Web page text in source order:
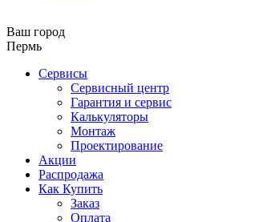
Ваш город
Пермь
Сервисы
Сервисный центр
Гарантия и сервис
Калькуляторы
Монтаж
Проектирование
Акции
Распродажа
Как Купить
Заказ
Оплата